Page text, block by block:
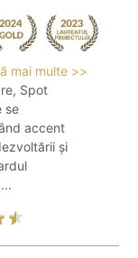
mai multe >>
Spot
se
accent
și